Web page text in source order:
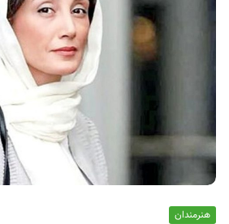
س
ا
ی
هنرمندان